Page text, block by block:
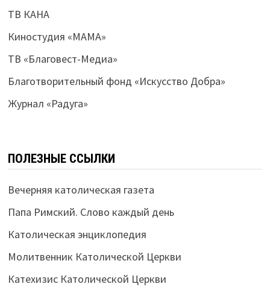
ТВ КАНА
Киностудия «МАМА»
ТВ «Благовест-Медиа»
Благотворительный фонд «Искусство Добра»
Журнал «Радуга»
ПОЛЕЗНЫЕ ССЫЛКИ
Вечерняя католическая газета
Папа Римский. Слово каждый день
Католическая энциклопедия
Молитвенник Католической Церкви
Катехизис Католической Церкви